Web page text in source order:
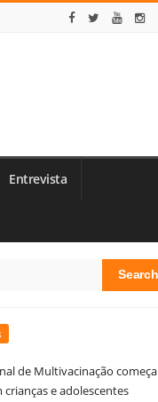
Entrevista
de Multivacinação começa
e adolescentes